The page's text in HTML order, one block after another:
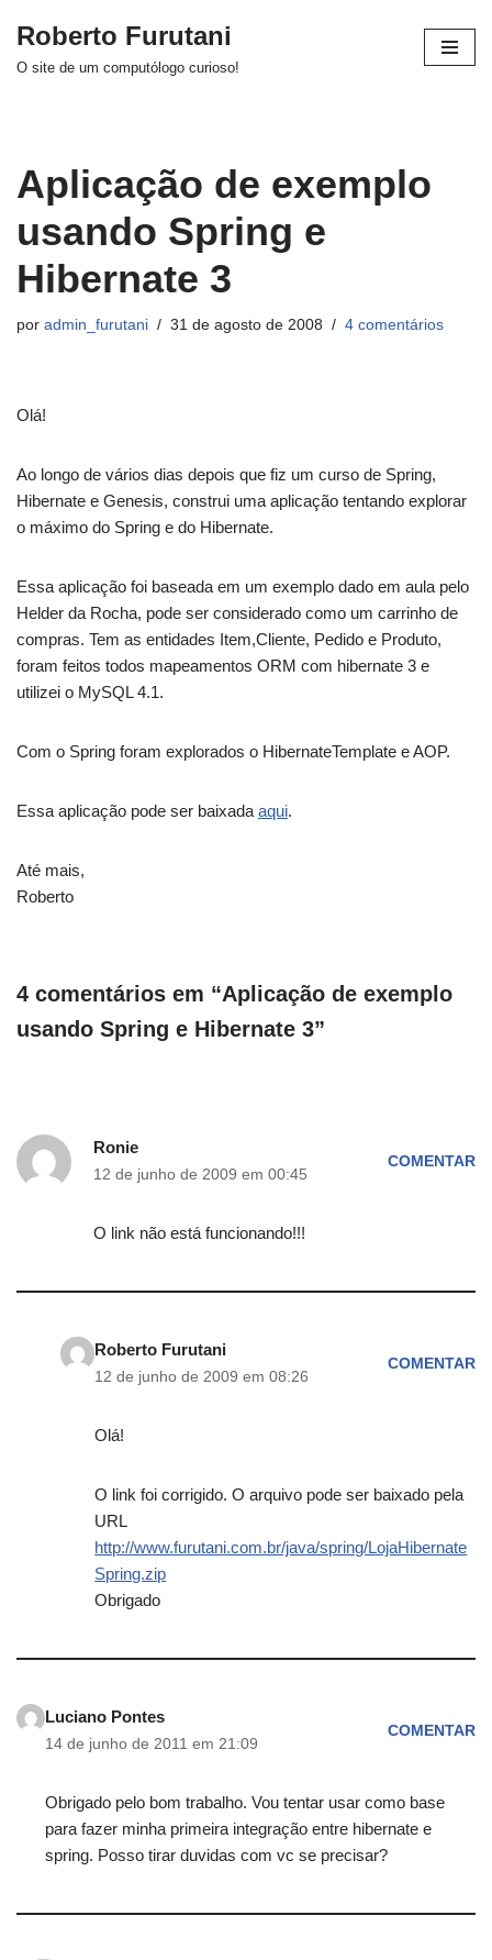
Pular
Roberto Furutani
O site de um computólogo curioso!
Aplicação de exemplo
usando Spring e
Hibernate 3
por admin_furutani 31 de agosto de 2008 4 comentários
Olá!
Ao longo de vários dias depois que fiz um curso de Spring,
Hibernate e Genesis, construi uma aplicação tentando explorar
o máximo do Spring e do Hibernate.
Essa aplicação foi baseada em um exemplo dado em aula pelo
Helder da Rocha, pode ser considerado como um carrinho de
compras. Tem as entidades Item,Cliente, Pedido e Produto,
foram feitos todos mapeamentos ORM com hibernate 3 e
utilizei o MySQL 4.1.
Com o Spring foram explorados o HibernateTemplate e AOP.
Essa aplicação pode ser baixada aqui.
Até mais,
Roberto
4 comentários em “Aplicação de exemplo
usando Spring e Hibernate 3”
Ronie
12 de junho de 2009 em 00:45
COMENTAR
O link não está funcionando!!!
Roberto Furutani
12 de junho de 2009 em 08:26
COMENTAR
Olá!
O link foi corrigido. O arquivo pode ser baixado pela
URL
http://www.furutani.com.br/java/spring/LojaHibernate
Spring.zip
Obrigado
Luciano Pontes
14 de junho de 2011 em 21:09
COMENTAR
Obrigado pelo bom trabalho. Vou tentar usar como base
para fazer minha primeira integração entre hibernate e
spring. Posso tirar duvidas com vc se precisar?